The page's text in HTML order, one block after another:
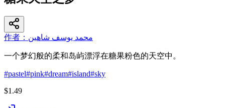
作者：محمد يوسف شاهين
一个梦幻般的柔和岛屿漂浮在糖果粉色的天空中。
#pastel#pink#dream#island#sky
$1.49